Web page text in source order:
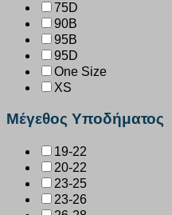
75D
90B
95B
95D
One Size
XS
Μέγεθος Υποδήματος
19-22
20-22
23-25
23-26